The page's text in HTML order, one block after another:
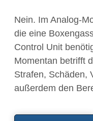
Nein. Im Analog-
die eine
Control Unit
Momentan betrifft
Strafen, Schäden,
außerdem den